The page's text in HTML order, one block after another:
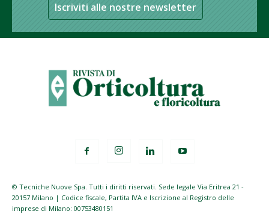
Iscriviti alle nostre newsletter
© Tecniche Nuove Spa. Tutti i diritti riservati. Sede legale Via Eritrea 21 -
20157 Milano | Codice fiscale, Partita IVA e Iscrizione al Registro delle
imprese di Milano: 00753480151